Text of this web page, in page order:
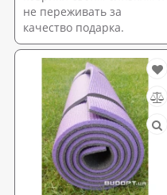
не переживать за
качество подарка.